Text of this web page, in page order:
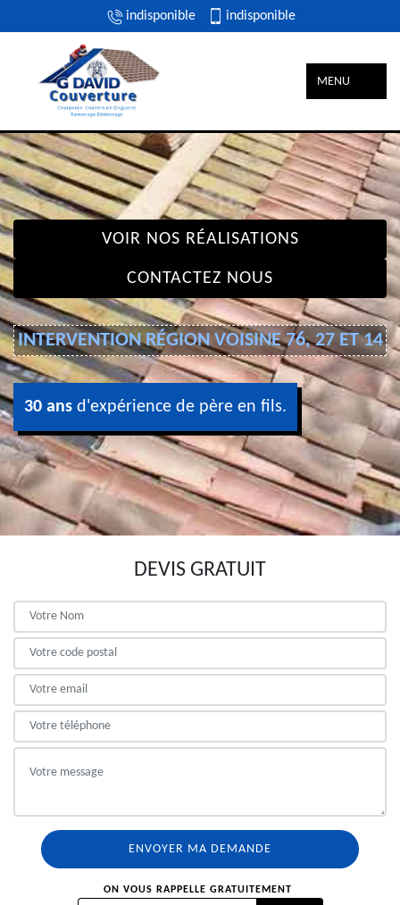
indisponible indisponible
MENU
VOIR NOS RÉALISATIONS
CONTACTEZ NOUS
INTERVENTION RÉGION VOISINE 76, 27 ET 14
30 ans d'expérience de père en fils.
DEVIS GRATUIT
ON VOUS RAPPELLE GRATUITEMENT